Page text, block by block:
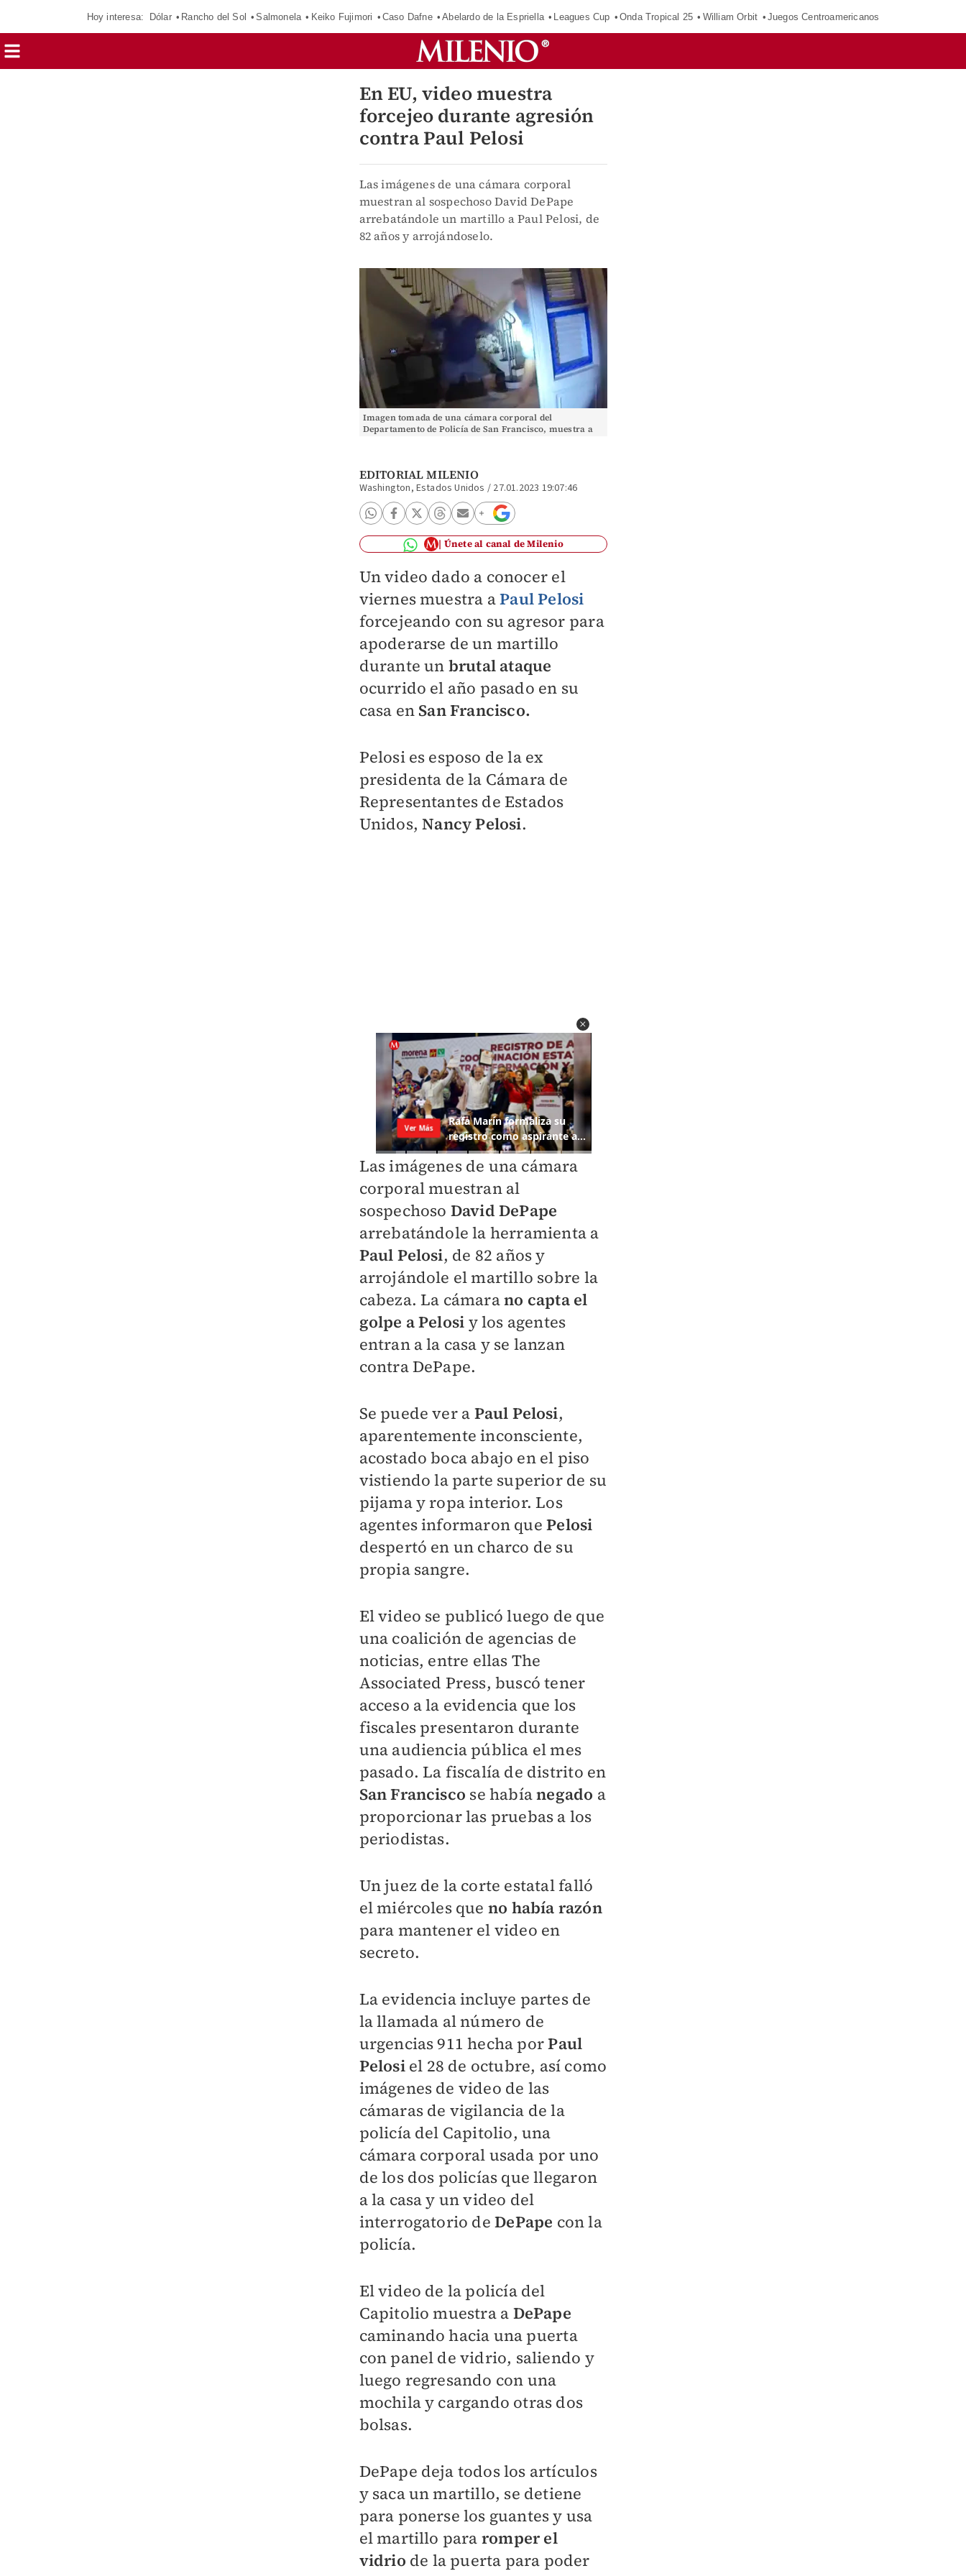
Hoy interesa: Dólar Rancho del Sol Salmonela Keiko Fujimori Caso Dafne Abelardo de la Espriella Leagues Cup Onda Tropical 25 William Orbit Juegos Centroamericanos
En EU, video muestra
forcejeo durante agresión
contra Paul Pelosi
Las imágenes de una cámara corporal
muestran al sospechoso David DePape
arrebatándole un martillo a Paul Pelosi, de
82 años y arrojándoselo.
Imagen tomada de una cámara corporal del
Departamento de Policía de San Francisco, muestra a
EDITORIAL MILENIO
Washington, Estados Unidos / 27.01.2023 19:07:46
Únete al canal de Milenio
Un video dado a conocer el
viernes muestra aPaul Pelosi
forcejeando con su agresor para
apoderarse de un martillo
durante un brutal ataque
ocurrido el año pasado en su
casa en San Francisco.
Pelosi es esposo de la ex
presidenta de la Cámara de
Representantes de Estados
Unidos,Nancy Pelosi.
Las imágenes de una cámara
corporal muestran al
sospechoso David DePape
arrebatándole la herramienta a
Paul Pelosi, de 82 años y
arrojándole el martillo sobre la
cabeza. La cámarano capta el
golpe a Pelosi y los agentes
entran a la casa y se lanzan
contra DePape.
Se puede ver a Paul Pelosi,
aparentemente inconsciente,
acostado boca abajo en el piso
vistiendo la parte superior de su
pijama y ropa interior. Los
agentes informaron quePelosi
despertó en un charco de su
propia sangre.
El video se publicó luego de que
una coalición de agencias de
noticias, entre ellas The
Associated Press, buscó tener
acceso a la evidencia que los
fiscales presentaron durante
una audiencia pública el mes
pasado. La fiscalía de distrito en
San Francisco se habíanegado a
proporcionar las pruebas a los
periodistas.
Un juez de la corte estatal falló
el miércoles que no había razón
para mantener el video en
secreto.
La evidencia incluye partes de
la llamada al número de
urgencias 911 hecha porPaul
Pelosiel 28 de octubre, así como
imágenes de video de las
cámaras de vigilancia de la
policía del Capitolio, una
cámara corporal usada por uno
de los dos policías que llegaron
a la casa y un video del
interrogatorio deDePape con la
policía.
El video de la policía del
Capitolio muestra a DePape
caminando hacia una puerta
con panel de vidrio, saliendo y
luego regresando con una
mochila y cargando otras dos
bolsas.
DePape deja todos los artículos
y saca un martillo, se detiene
para ponerse los guantes y usa
el martillo para romper el
vidrio de la puerta para poder